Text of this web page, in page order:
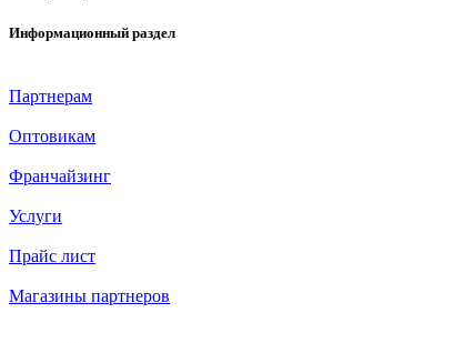
Информационный раздел
Партнерам
Оптовикам
Франчайзинг
Услуги
Прайс лист
Магазины партнеров